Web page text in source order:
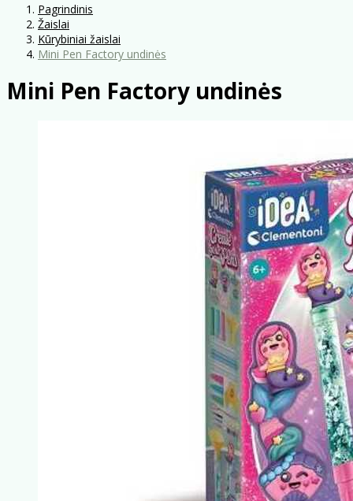
Pagrindinis
Žaislai
Kūrybiniai žaislai
Mini Pen Factory undinės
Mini Pen Factory undinės